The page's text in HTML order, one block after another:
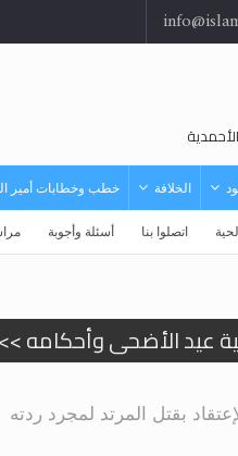
الخلافة خطب وخطابات أمير
اتصلوا بنا أسئلة وأجوبة
عيد الأضحى وأحكامه >>
>> المزيد
بقتل المرتد لمجرد ردته